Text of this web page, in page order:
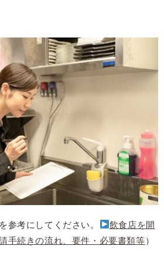
参考にしてください。
飲食店を開
手続きの流れ、要件・必要書類等）